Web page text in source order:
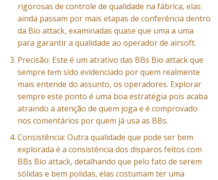
rigorosas de controle de qualidade na fábrica, elas
ainda passam por mais etapas de conferência dentro
da Bio attack, examinadas quase que uma a uma
para garantir a qualidade ao operador de airsoft.
Precisão: Este é um atrativo das BBs Bio attack que
sempre tem sido evidenciado por quem realmente
mais entende do assunto, os operadores. Explorar
sempre este ponto é uma boa estratégia pois acaba
atraindo a atenção de quem joga e é comprovado
nos comentários por quem já usa as BBs.
Consistência: Outra qualidade que pode ser bem
explorada é a consistência dos disparos feitos com
BBs Bio attack, detalhando que pelo fato de serem
sólidas e bem polidas, elas costumam ter uma